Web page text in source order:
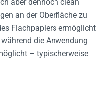
aber dennoch clean
an der Oberfläche zu
Flachpapiers ermöglicht
die Anwendung
– typischerweise